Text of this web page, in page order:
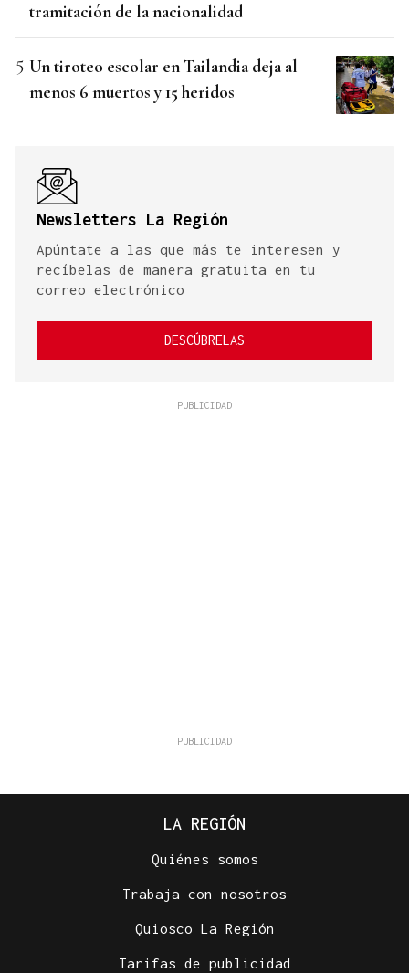
tramitación de la nacionalidad
Un tiroteo escolar en Tailandia deja al
menos 6 muertos y 15 heridos
Newsletters La Región
Apúntate a las que más te interesen y
recíbelas de manera gratuita en tu
correo electrónico
DESCÚBRELAS
LA REGIÓN
Quiénes somos
Trabaja con nosotros
Quiosco La Región
Tarifas de publicidad